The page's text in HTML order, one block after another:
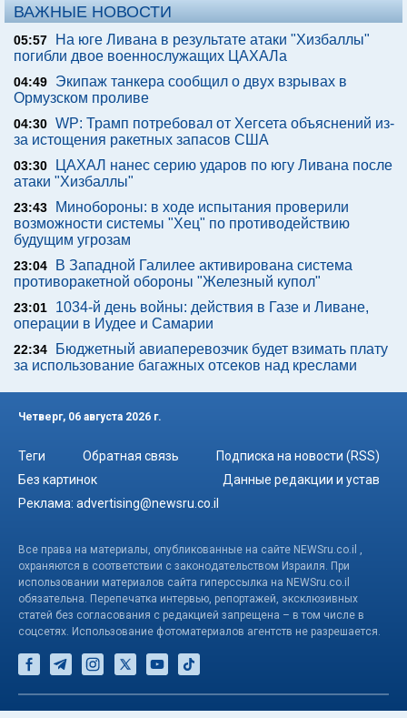
ВАЖНЫЕ НОВОСТИ
05:57
На юге Ливана в результате атаки "Хизбаллы"
погибли двое военнослужащих ЦАХАЛа
04:49
Экипаж танкера сообщил о двух взрывах в
Ормузском проливе
04:30 WP: Трамп потребовал от Хегсета объяснений из-
за истощения ракетных запасов США
03:30
ЦАХАЛ нанес серию ударов по югу Ливана после
атаки "Хизбаллы"
23:43
Минобороны: в ходе испытания проверили
возможности системы "Хец" по противодействию
будущим угрозам
23:04
В Западной Галилее активирована система
противоракетной обороны "Железный купол"
23:01
1034-й день войны: действия в Газе и Ливане,
операции в Иудее и Самарии
22:34
Бюджетный авиаперевозчик будет взимать плату
за использование багажных отсеков над креслами
Четверг, 06 августа 2026 г.
Теги Обратная связь
Подписка на новости (RSS)
Без картинок
Данные редакции и устав
Реклама: advertising@newsru.co.il
Все права на материалы, опубликованные на сайте NEWSru.co.il ,
охраняются в соответствии с законодательством Израиля. При
использовании материалов сайта гиперссылка на NEWSru.co.il
обязательна. Перепечатка интервью, репортажей, эксклюзивных
статей без согласования с редакцией запрещена – в том числе в
соцсетях. Использование фотоматериалов агентств не разрешается.